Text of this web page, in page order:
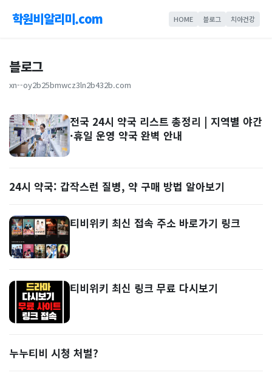
학원비알리미.com HOME 블로그 치아건강
블로그
xn--oy2b25bmwcz3ln2b432b.com
전국 24시 약국 리스트 총정리 | 지역별 야간
·휴일 운영 약국 완벽 안내
24시 약국: 갑작스런 질병, 약 구매 방법 알아보기
티비위키 최신 접속 주소 바로가기 링크
티비위키 최신 링크 무료 다시보기
누누티비 시청 처벌?